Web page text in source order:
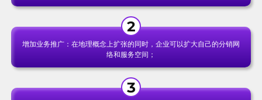
增加业务推广：在地理概念上扩张的同时，企业可以扩大自己的分销网
络和服务空间；